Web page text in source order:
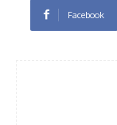
Facebook